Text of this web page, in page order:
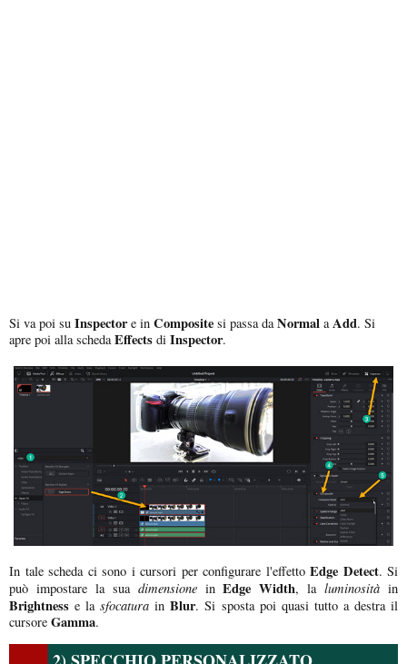
Si va poi su Inspectore in Composite si passa daNormal aAdd. Si
apre poi alla schedaEffects di Inspector.
In tale scheda ci sono i cursori per configurare l'effetto Edge Detect. Si
può impostare la suadimensioneinEdge Width, laluminosità in
Brightnesse lasfocatura in Blur. Si sposta poi quasi tutto a destra il
cursore Gamma.